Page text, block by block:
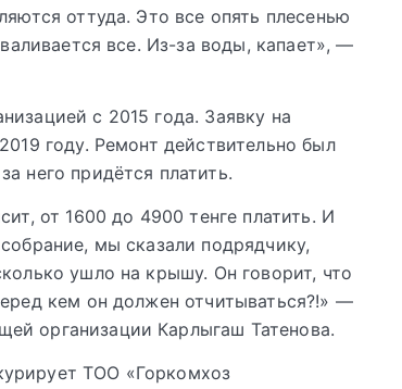
оттуда. Это все опять плесенью
все. Из-за воды, капает», —
с 2015 года. Заявку на
году. Ремонт действительно был
него придётся платить.
от 1600 до 4900 тенге платить. И
мы сказали подрядчику,
ушло на крышу. Он говорит, что
кем он должен отчитываться?!» —
организации Карлыгаш Татенова.
ТОО «Горкомхоз